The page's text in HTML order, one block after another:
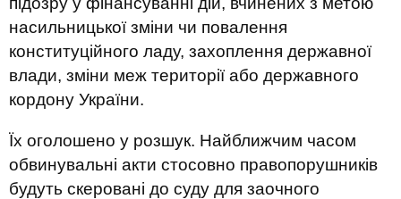
насильницької зміни чи повалення
конституційного ладу, захоплення державної
влади, зміни меж території або державного
кордону України.
Їх оголошено у розшук. Найближчим часом
обвинувальні акти стосовно правопорушників
будуть скеровані до суду для заочного